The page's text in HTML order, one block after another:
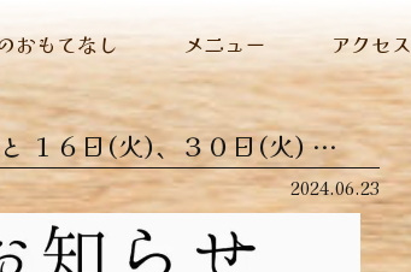
おもてなし メニュー アクセス
１６日(火)、３０日(火) …
2024.06.23